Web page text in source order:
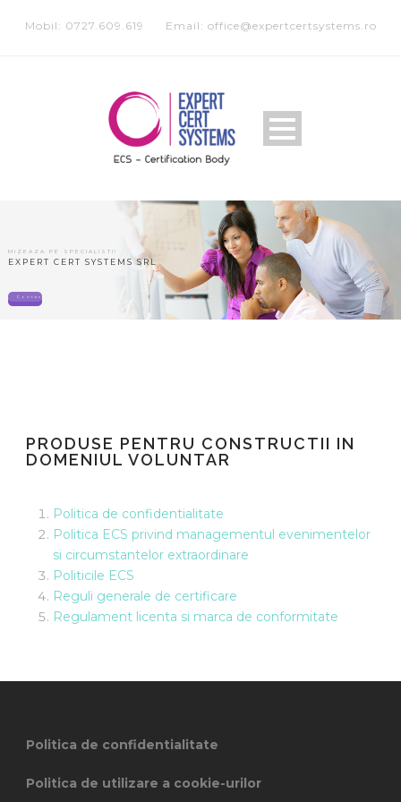
Mobil: 0727.609.619 Email: office@expertcertsystems.ro
Contact
EXPERT CERT SYSTEMS SRL
MIZEAZA PE SPECIALISTI!
PRODUSE PENTRU CONSTRUCTII IN
DOMENIUL VOLUNTAR
Politica de confidentialitate
Politica ECS privind managementul evenimentelor
si circumstantelor extraordinare
Politicile ECS
Reguli generale de certificare
Regulament licenta si marca de conformitate
Politica de confidentialitate
Politica de utilizare a cookie-urilor